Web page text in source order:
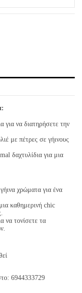
για να διατηρήσετε την
με πέτρες σε γήινους
δαχτυλίδια για μια
χρώματα για ένα
καθημερινή chic
να τονίσετε τα
6944333729